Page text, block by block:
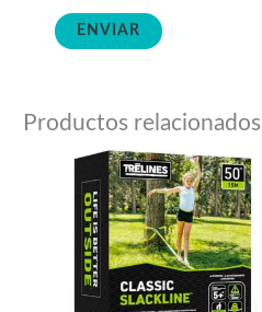
Productos relacionados